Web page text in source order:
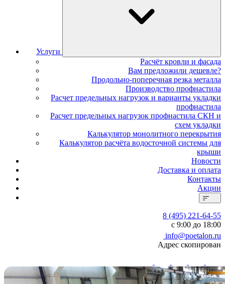
Услуги
Расчёт кровли и фасада
Вам предложили дешевле?
Продольно-поперечная резка металла
Производство профнастила
Расчет предельных нагрузок и варианты укладки
профнастила
Расчет предельных нагрузок профнастила СКН и
схем укладки
Калькулятор монолитного перекрытия
Калькулятор расчёта водосточной системы для
крыши
Новости
Доставка и оплата
Контакты
Акции
8 (495) 221-64-55
с 9:00 до 18:00
info@poetalon.ru
Адрес скопирован